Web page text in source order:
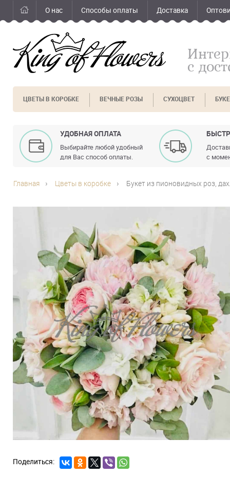
О нас Способы оплаты Доставка
с
ЦВЕТЫ В КОРОБКЕ ВЕЧНЫЕ РОЗЫ СУХОЦВЕТ
УДОБНАЯ ОПЛАТА
Выбирайте любой удобный
для Вас способ оплаты.
с
Главная Цветы в коробке Букет из пионовидных роз,